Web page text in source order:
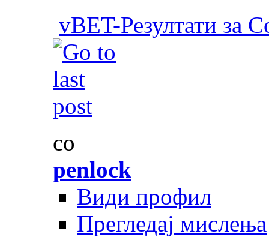
vBET-Резултати за
со
penlock
Види профил
Прегледај мислења